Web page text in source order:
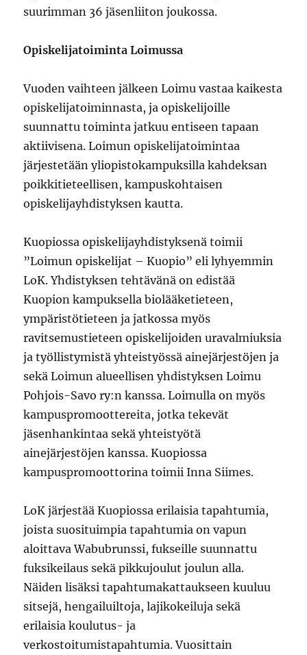
suurimman 36 jäsenliiton joukossa.
Opiskelijatoiminta Loimussa
Vuoden vaihteen jälkeen Loimu vastaa kaikesta
opiskelijatoiminnasta, ja opiskelijoille
suunnattu toiminta jatkuu entiseen tapaan
aktiivisena. Loimun opiskelijatoimintaa
järjestetään yliopistokampuksilla kahdeksan
poikkitieteellisen, kampuskohtaisen
opiskelijayhdistyksen kautta.
Kuopiossa opiskelijayhdistyksenä toimii
”Loimun opiskelijat – Kuopio” eli lyhyemmin
LoK. Yhdistyksen tehtävänä on edistää
Kuopion kampuksella biolääketieteen,
ympäristötieteen ja jatkossa myös
ravitsemustieteen opiskelijoiden uravalmiuksia
ja työllistymistä yhteistyössä ainejärjestöjen ja
sekä Loimun alueellisen yhdistyksen Loimu
Pohjois-Savo ry:n kanssa. Loimulla on myös
kampuspromoottereita, jotka tekevät
jäsenhankintaa sekä yhteistyötä
ainejärjestöjen kanssa. Kuopiossa
kampuspromoottorina toimii Inna Siimes.
LoK järjestää Kuopiossa erilaisia tapahtumia,
joista suosituimpia tapahtumia on vapun
aloittava Wabubrunssi, fukseille suunnattu
fuksikeilaus sekä pikkujoulut joulun alla.
Näiden lisäksi tapahtumakattaukseen kuuluu
sitsejä, hengailuiltoja, lajikokeiluja sekä
erilaisia koulutus- ja
verkostoitumistapahtumia. Vuosittain